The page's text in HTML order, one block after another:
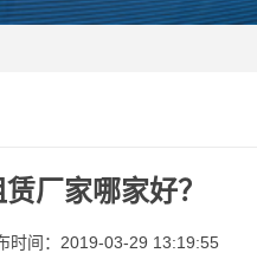
厂家哪家好？
时间：2019-03-29 13:19:55